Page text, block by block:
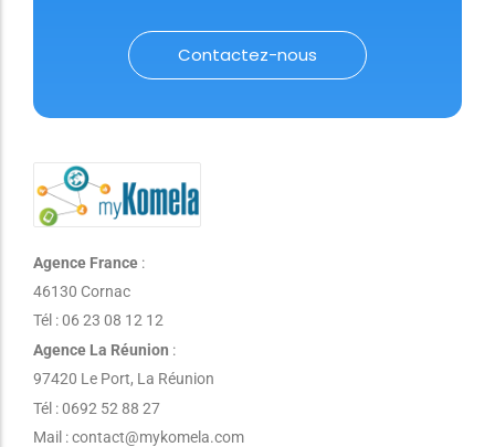
Contactez-nous
Agence France :
46130 Cornac
Tél : 06 23 08 12 12
Agence La Réunion :
97420 Le Port, La Réunion
Tél : 0692 52 88 27
Mail : contact@mykomela.com